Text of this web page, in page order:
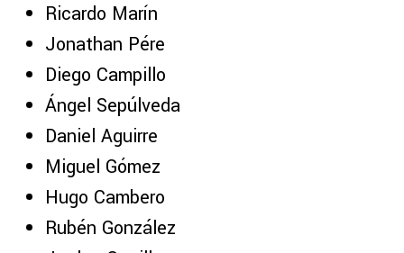
Ricardo Marín
Jonathan Pére
Diego Campillo
Ángel Sepúlveda
Daniel Aguirre
Miguel Gómez
Hugo Cambero
Rubén González